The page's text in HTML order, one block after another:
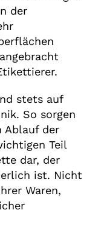
der
stets auf
So sorgen
Ablauf der
Teil
dar, der
ist. Nicht
Waren,